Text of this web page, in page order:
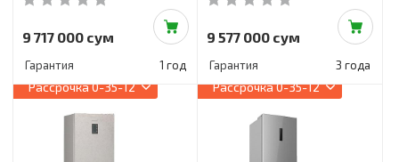
9 717 000 сум
Гарантия 1 год
9 577 000 сум
Гарантия 3 года
Рассрочка0-35-12 Рассрочка0-35-12